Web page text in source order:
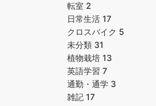
転室 2
日常生活 17
クロスバイク 5
未分類 31
植物栽培 13
英語学習 7
通勤・通学 3
雑記 17